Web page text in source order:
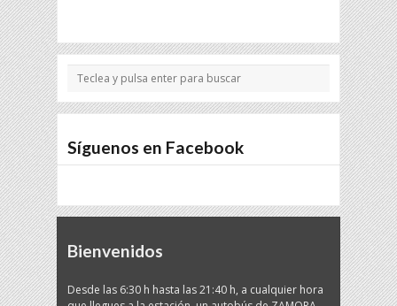
Síguenos en Facebook
Bienvenidos
Desde las 6:30 h hasta las 21:40 h, a cualquier hora